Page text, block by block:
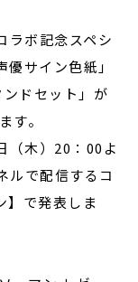
ラボ記念スペシ
サイン色紙」
ドセット」が
す。
（木）20：00よ
ルで配信するコ
】で発表しま